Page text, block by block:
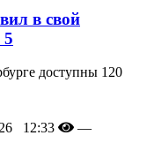
в свой
5
доступны 120
12:33 —